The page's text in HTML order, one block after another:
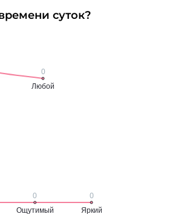
суток?